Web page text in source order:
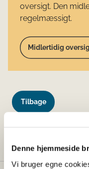
Denne hjemmeside
Vi bruger egne
oversigt. Den
regelmæssigt.
Midlertidig
Tilbage